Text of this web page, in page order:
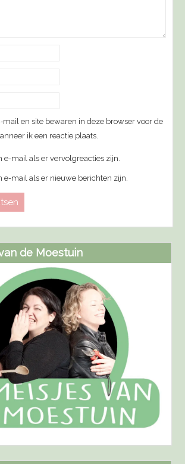
mail en site bewaren in deze browser voor de
ik een reactie plaats.
e-mail als er vervolgreacties zijn.
e-mail als er nieuwe berichten zijn.
de Moestuin